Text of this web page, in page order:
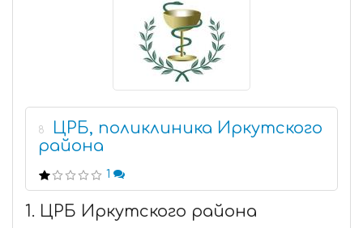
8
ЦРБ, поликлиника Иркутского
района
1
1. ЦРБ Иркутского района